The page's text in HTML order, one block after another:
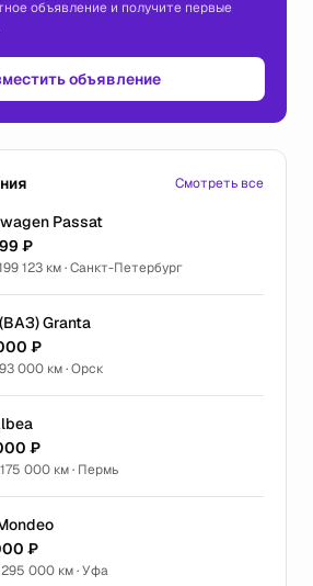
объявление и получите первые
объявление
Смотреть все
Passat
₽
123 км · Санкт-Петербург
Granta
₽
000 км · Орск
₽
000 км · Пермь
₽
295 000 км · Уфа